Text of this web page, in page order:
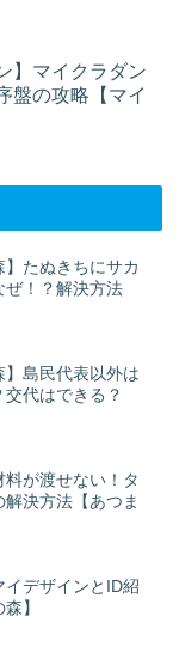
】マイクラダン
盤の攻略【マイ
】たぬきちにサカ
ぜ！？解決方法
】島民代表以外は
代はできる？
料が渡せない！タ
決方法【あつま
イデザインとID紹
】